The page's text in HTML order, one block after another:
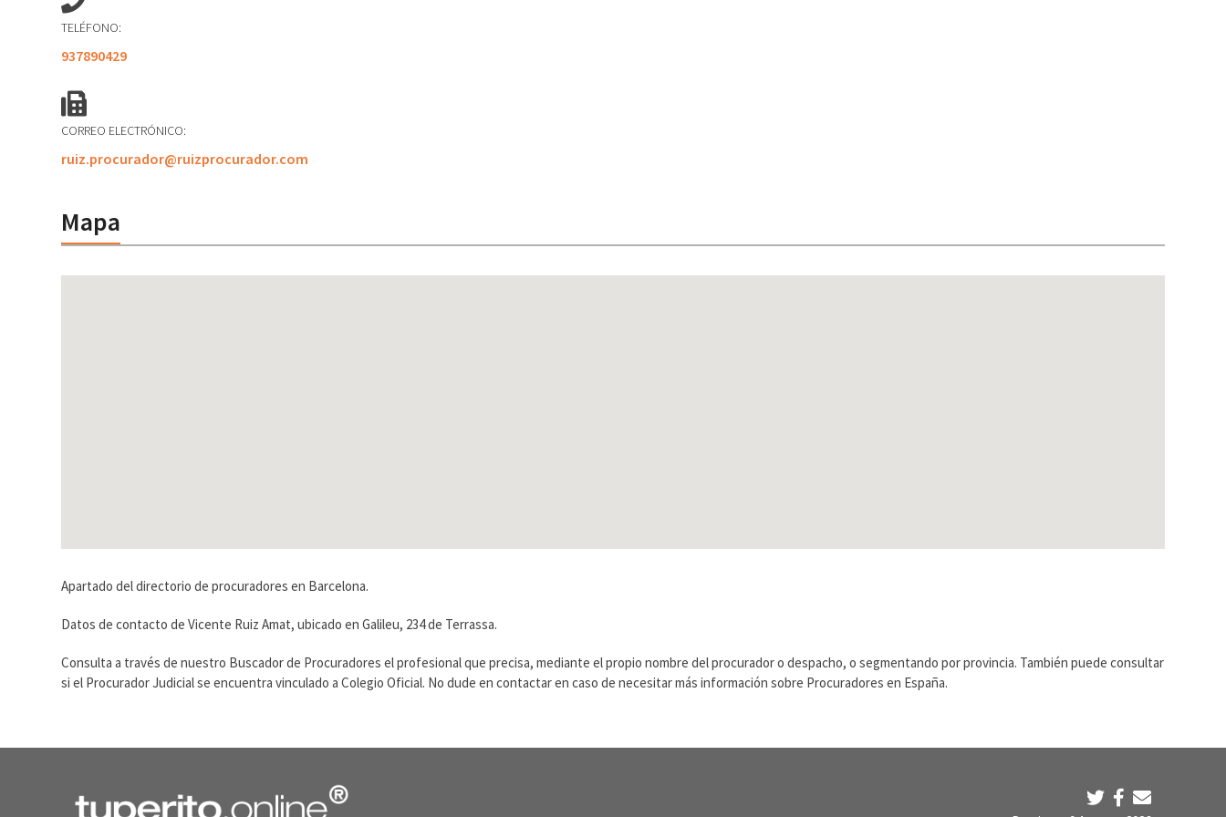
TELÉFONO:
937890429
CORREO ELECTRÓNICO:
ruiz.procurador@ruizprocurador.com
Mapa
Apartado del directorio de procuradores en Barcelona.
Datos de contacto de Vicente Ruiz Amat, ubicado en Galileu, 234 de Terrassa.
Consulta a través de nuestro Buscador de Procuradores el profesional que precisa, mediante el propio nombre del procurador o despacho, o segmentando por provincia. También puede consultar
si el Procurador Judicial se encuentra vinculado a Colegio Oficial. No dude en contactar en caso de necesitar más información sobre Procuradores en España.